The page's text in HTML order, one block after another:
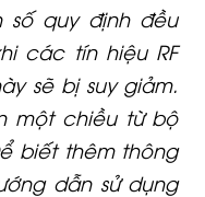
số quy định đều
các tín hiệu RF
sẽ bị suy giảm.
một chiều từ bộ
biết thêm thông
dẫn sử dụng